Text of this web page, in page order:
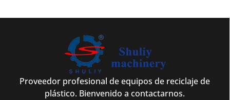
Proveedor profesional de equipos de reciclaje de
plástico. Bienvenido a contactarnos.